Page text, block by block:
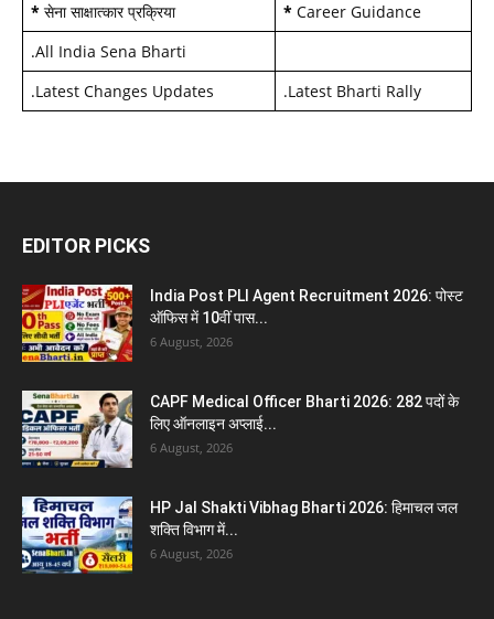
* सेना साक्षात्कार प्रक्रिया * Career Guidance
.All India Sena Bharti
.Latest Changes Updates .Latest Bharti Rally
EDITOR PICKS
India Post PLI Agent Recruitment 2026: पोस्ट
ऑफिस में 10वीं पास...
6 August, 2026
CAPF Medical Officer Bharti 2026: 282 पदों के
लिए ऑनलाइन अप्लाई...
6 August, 2026
HP Jal Shakti Vibhag Bharti 2026: हिमाचल जल
शक्ति विभाग में...
6 August, 2026